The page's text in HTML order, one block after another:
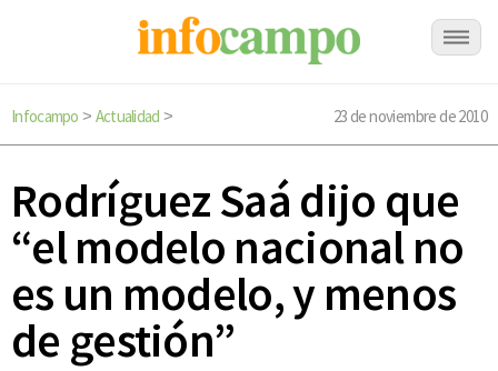
Infocampo > Actualidad > 23 de noviembre de 2010
Rodríguez Saá dijo que
“el modelo nacional no
es un modelo, y menos
de gestión”